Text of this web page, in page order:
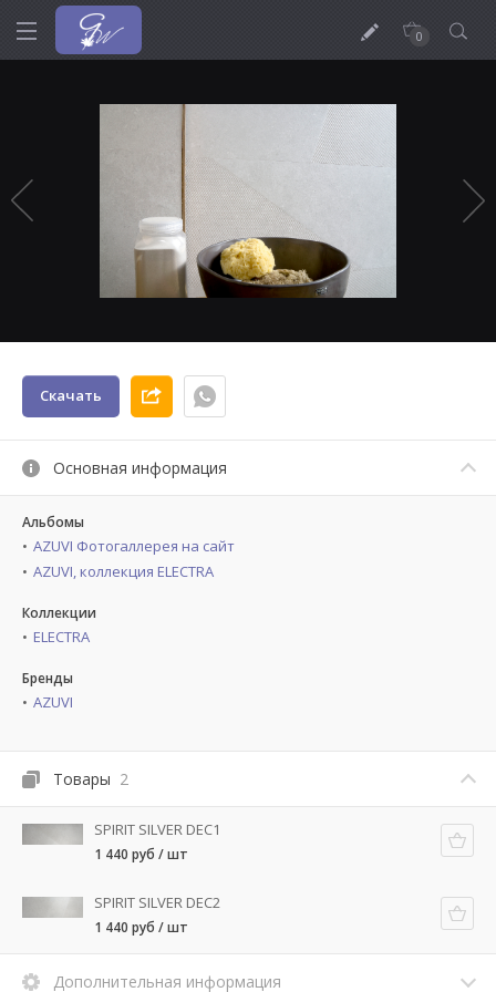
0
Скачать
Основная информация
Альбомы
AZUVI Фотогаллерея на сайт
AZUVI, коллекция ELECTRA
Коллекции
ELECTRA
Бренды
AZUVI
Товары 2
SPIRIT SILVER DEC1
1 440 руб / шт
SPIRIT SILVER DEC2
1 440 руб / шт
Дополнительная информация